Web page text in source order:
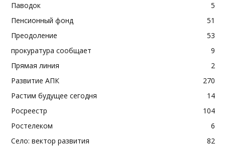
Паводок
5
Пенсионный фонд
51
Преодоление
53
прокуратура сообщает
9
Прямая линия
2
Развитие АПК
270
Растим будущее сегодня
14
Росреестр
104
Ростелеком
6
Село: вектор развития
82